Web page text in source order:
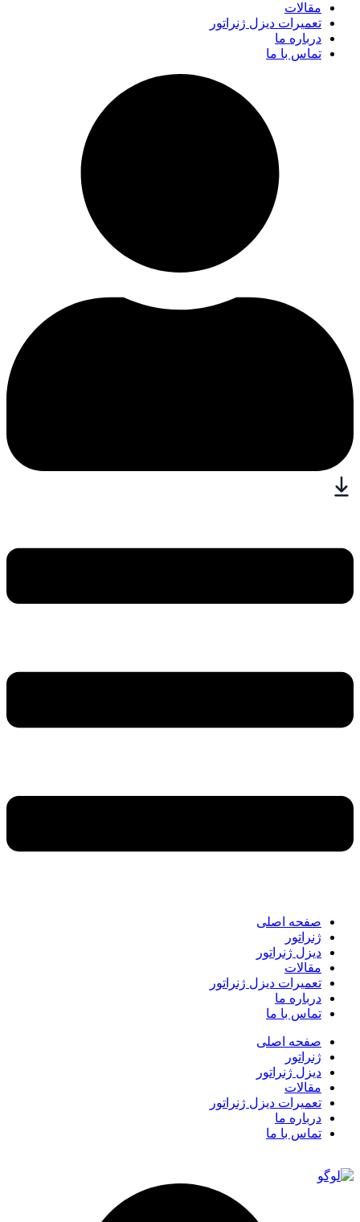
مقالات
تعمیرات دیزل ژنراتور
درباره ما
تماس با ما
صفحه اصلی
ژنراتور
دیزل ژنراتور
مقالات
تعمیرات دیزل ژنراتور
درباره ما
تماس با ما
صفحه اصلی
ژنراتور
دیزل ژنراتور
مقالات
تعمیرات دیزل ژنراتور
درباره ما
تماس با ما